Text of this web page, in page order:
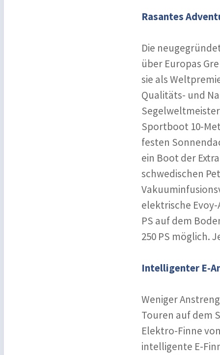
Rasantes
Die
über Europas
sie als
Qualitäts- und
Sportboot 10-
festen
ein Boot der
schwedischen
elektrische
PS auf dem
250 PS möglich.
Intelligenter E-
Weniger
Touren auf dem
Elektro-Finne
intelligente E-